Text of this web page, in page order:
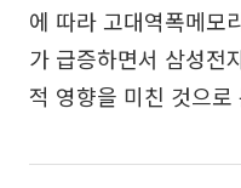
에 따라 고대역폭메모
가 급증하면서 삼성전
적 영향을 미친 것으